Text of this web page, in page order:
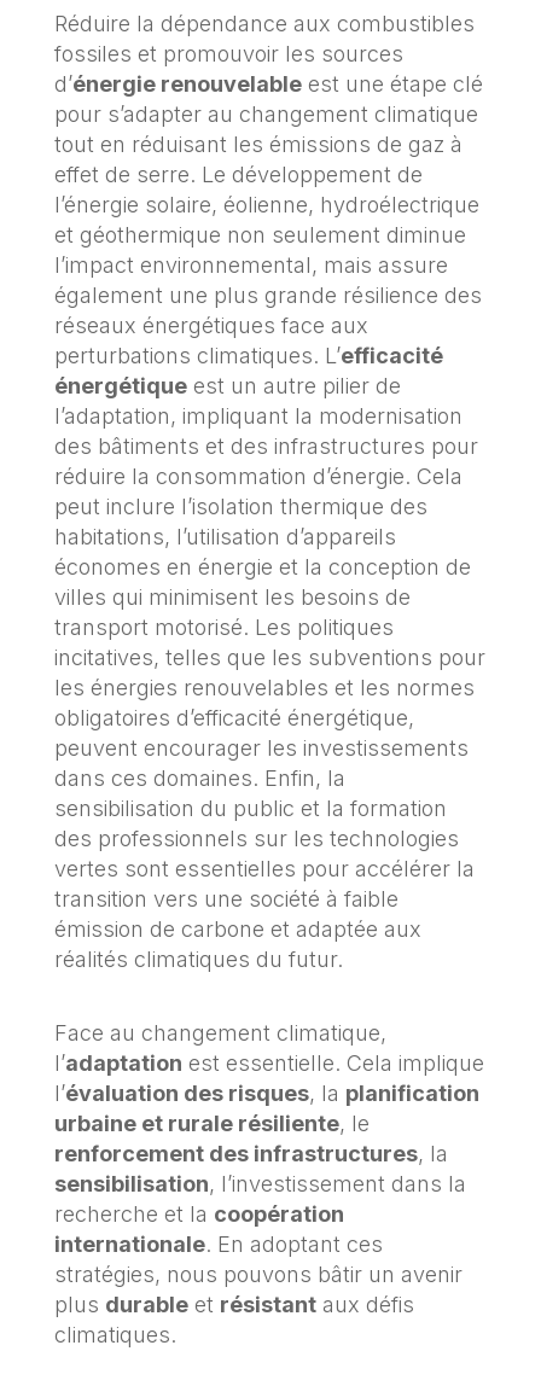
Réduire la dépendance aux combustibles
fossiles et promouvoir les sources
d’énergie renouvelableest une étape clé
pour s’adapter au changement climatique
tout en réduisant les émissions de gaz à
effet de serre. Le développement de
l’énergie solaire, éolienne, hydroélectrique
et géothermique non seulement diminue
l’impact environnemental, mais assure
également une plus grande résilience des
réseaux énergétiques face aux
perturbations climatiques. L’efficacité
énergétiqueest un autre pilier de
l’adaptation, impliquant la modernisation
des bâtiments et des infrastructures pour
réduire la consommation d’énergie. Cela
peut inclure l’isolation thermique des
habitations, l’utilisation d’appareils
économes en énergie et la conception de
villes qui minimisent les besoins de
transport motorisé. Les politiques
incitatives, telles que les subventions pour
les énergies renouvelables et les normes
obligatoires d’efficacité énergétique,
peuvent encourager les investissements
dans ces domaines. Enfin, la
sensibilisation du public et la formation
des professionnels sur les technologies
vertes sont essentielles pour accélérer la
transition vers une société à faible
émission de carbone et adaptée aux
réalités climatiques du futur.
Face au changement climatique,
l’adaptation est essentielle. Cela implique
l’évaluation des risques, la planification
urbaine et rurale résiliente, le
renforcement des infrastructures, la
sensibilisation, l’investissement dans la
recherche et la coopération
internationale. En adoptant ces
stratégies, nous pouvons bâtir un avenir
plus durableet résistantaux défis
climatiques.